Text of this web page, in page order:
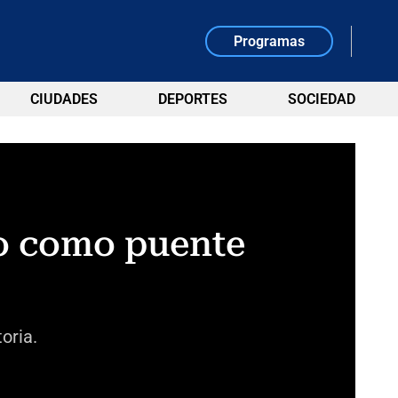
Programas
CIUDADES DEPORTES SOCIEDAD
como puente